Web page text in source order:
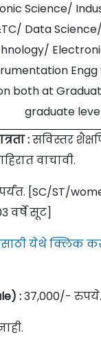
Science/
Data
Engg
both at
graduate
:सविस्तर
वाचावी.
[SC/ST/
वर्षे सूट]
येथे क्लिक
:37,000/- रुपये.